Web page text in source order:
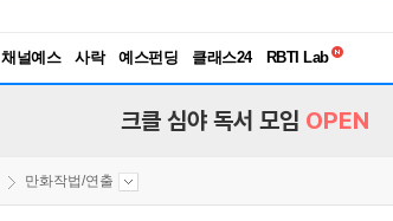
채널예스 사락 예스펀딩 클래스24
독서유형검사
크클 심야 독서 모임 OPEN
만화작법/연출